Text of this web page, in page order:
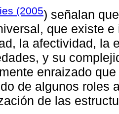
(2005) señalan
que existe
la afectividad, la
y su
enraizado
de algunos roles
de las